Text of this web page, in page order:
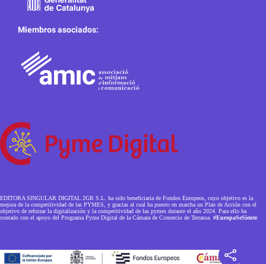
Miembros asociados:
EDITORA SINGULAR DIGITAL 2GR S.L. ha sido beneficiaria de Fondos Europeos, cuyo objetivo es la
mejora de la competitividad de las PYMES, y gracias al cual ha puesto en marcha un Plan de Acción con el
objetivo de reforzar la digitalización y la competitividad de las pymes durante el año 2024. Para ello ha
contado con el apoyo del Programa Pyme Digital de la Cámara de Comercio de Terrassa. #EuropaSeSiente